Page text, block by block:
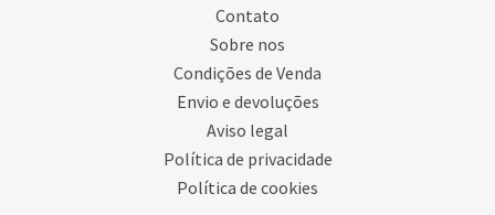
Contato
Sobre nos
Condições de Venda
Envio e devoluções
Aviso legal
Política de privacidade
Política de cookies